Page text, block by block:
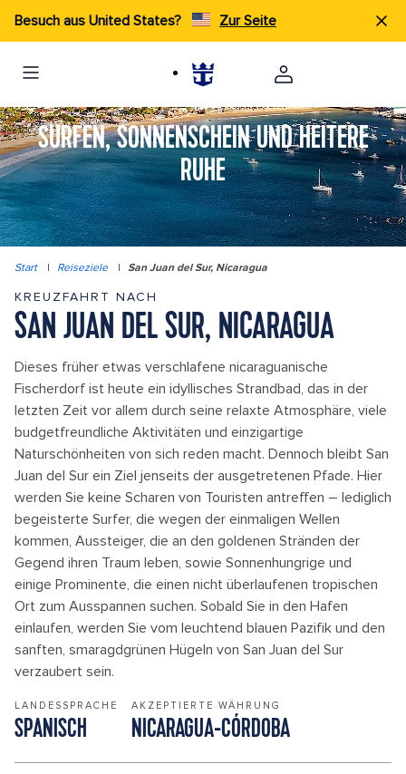
Besuch aus United States? Zur Seite
SURFEN, SONNENSCHEIN UND HEITERE
RUHE
Start | Reiseziele | San Juan del Sur, Nicaragua
KREUZFAHRT NACH
SAN JUAN DEL SUR, NICARAGUA
Dieses früher etwas verschlafene nicaraguanische
Fischerdorf ist heute ein idyllisches Strandbad, das in der
letzten Zeit vor allem durch seine relaxte Atmosphäre, viele
budgetfreundliche Aktivitäten und einzigartige
Naturschönheiten von sich reden macht. Dennoch bleibt San
Juan del Sur ein Ziel jenseits der ausgetretenen Pfade. Hier
werden Sie keine Scharen von Touristen antreffen – lediglich
begeisterte Surfer, die wegen der einmaligen Wellen
kommen, Aussteiger, die an den goldenen Stränden der
Gegend ihren Traum leben, sowie Sonnenhungrige und
einige Prominente, die einen nicht überlaufenen tropischen
Ort zum Ausspannen suchen. Sobald Sie in den Hafen
einlaufen, werden Sie vom leuchtend blauen Pazifik und den
sanften, smaragdgrünen Hügeln von San Juan del Sur
verzaubert sein.
LANDESSPRACHE
SPANISCH
AKZEPTIERTE WÄHRUNG
NICARAGUA-CÓRDOBA